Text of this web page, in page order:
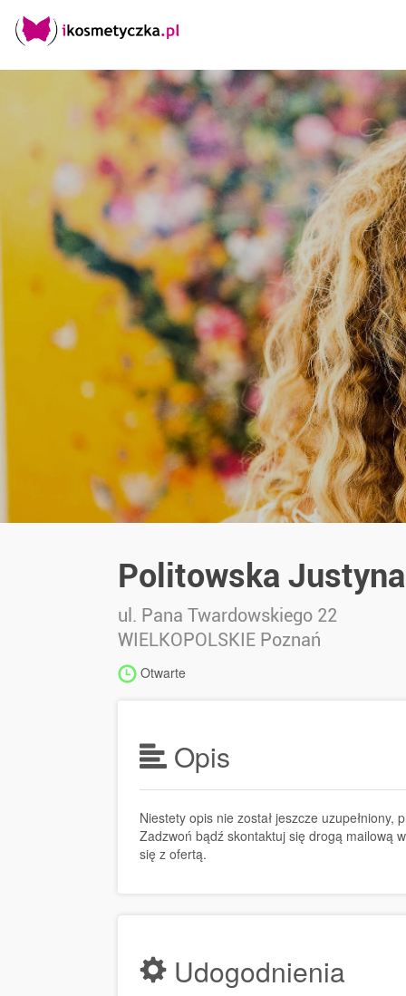
Politowska
ul. Pana Twardowskiego 22
WIELKOPOLSKIE Poznań
Otwarte
Opis
Niestety opis nie został jeszcze uzupełniony,
Zadzwoń bądź skontaktuj się drogą mailową
się z ofertą.
Udogodnienia